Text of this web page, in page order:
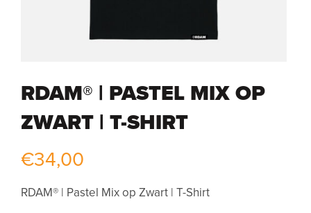
RDAM® | PASTEL MIX OP
ZWART | T-SHIRT
€34,00
RDAM® | Pastel Mix op Zwart | T-Shirt